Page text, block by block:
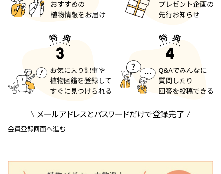
メールアドレスとパスワードだけで登録完了
会員登録画面へ進む